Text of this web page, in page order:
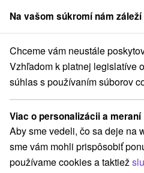
člen skupinySorger
Hotely Abov
Hotely v Above
Kategórie
Všetky kategórie
Hotely(6)
Na vašom súkromí nám záleží
Chceme vám neustále
Vzhľadom k platnej legislatíve
súhlas s používaním súborov
Viac o personalizácii a meraní
Aby sme vedeli, čo sa deje na
sme vám mohli prispôsobiť
používame cookies a taktiež